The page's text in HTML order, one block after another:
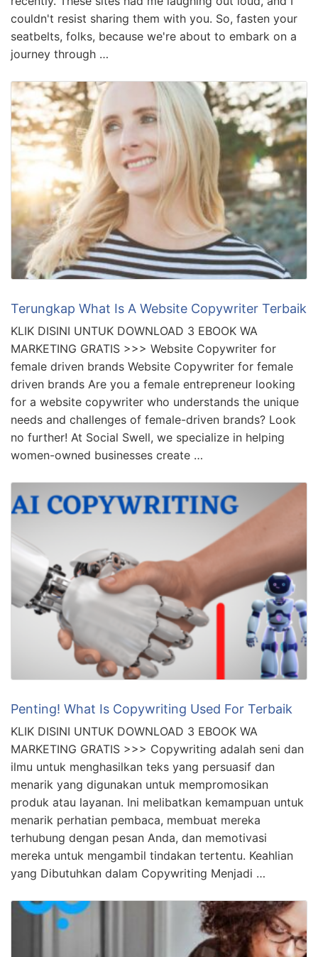
couldn't resist sharing them with you. So, fasten your
seatbelts, folks, because we're about to embark on a
journey through …
Terungkap What Is A Website Copywriter Terbaik
KLIK DISINI UNTUK DOWNLOAD 3 EBOOK WA
MARKETING GRATIS >>> Website Copywriter for
female driven brands Website Copywriter for female
driven brands Are you a female entrepreneur looking
for a website copywriter who understands the unique
needs and challenges of female-driven brands? Look
no further! At Social Swell, we specialize in helping
women-owned businesses create …
Penting! What Is Copywriting Used For Terbaik
KLIK DISINI UNTUK DOWNLOAD 3 EBOOK WA
MARKETING GRATIS >>> Copywriting adalah seni dan
ilmu untuk menghasilkan teks yang persuasif dan
menarik yang digunakan untuk mempromosikan
produk atau layanan. Ini melibatkan kemampuan untuk
menarik perhatian pembaca, membuat mereka
terhubung dengan pesan Anda, dan memotivasi
mereka untuk mengambil tindakan tertentu. Keahlian
yang Dibutuhkan dalam Copywriting Menjadi …